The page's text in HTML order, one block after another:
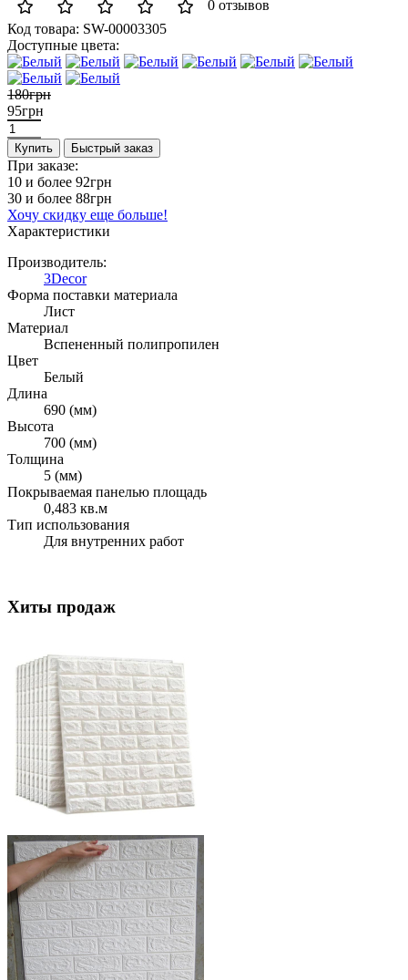
0 отзывов
Код товара: SW-00003305
Доступные цвета:
180грн
95грн
Купить Быстрый заказ
При заказе:
10 и более 92грн
30 и более 88грн
Хочу скидку еще больше!
Характеристики
Производитель:
3Decor
Форма поставки материала
Лист
Материал
Вспененный полипропилен
Цвет
Белый
Длина
690 (мм)
Высота
700 (мм)
Толщина
5 (мм)
Покрываемая панелью площадь
0,483 кв.м
Тип использования
Для внутренних работ
Хиты продаж